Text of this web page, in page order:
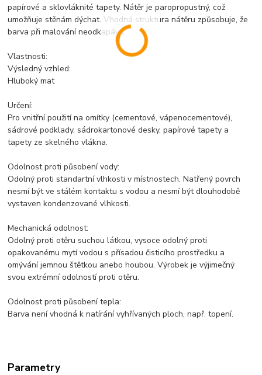
papírové a sklovláknité tapety. Nátěr je paropropustný, což
umožňuje stěnám dýchat. Vhodná struktura nátěru způsobuje, že
barva při malování neodkapává.
Vlastnosti:
Výsledný vzhled:
Hluboký mat
Určení:
Pro vnitřní použití na omítky (cementové, vápenocementové),
sádrové podklady, sádrokartonové desky, papírové tapety a
tapety ze skelného vlákna.
Odolnost proti působení vody:
Odolný proti standartní vlhkosti v místnostech. Natřený povrch
nesmí být ve stálém kontaktu s vodou a nesmí být dlouhodobě
vystaven kondenzované vlhkosti.
Mechanická odolnost:
Odolný proti otěru suchou látkou, vysoce odolný proti
opakovanému mytí vodou s přísadou čisticího prostředku a
omývání jemnou štětkou anebo houbou. Výrobek je výjimečný
svou extrémní odolností proti otěru.
Odolnost proti působení tepla:
Barva není vhodná k natírání vyhřívaných ploch, např. topení.
Parametry